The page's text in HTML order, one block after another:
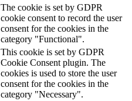
The cookie is set by GDPR
cookie consent to record the user
consent for the cookies in the
category "Functional".
This cookie is set by GDPR
Cookie Consent plugin. The
cookies is used to store the user
consent for the cookies in the
category "Necessary".